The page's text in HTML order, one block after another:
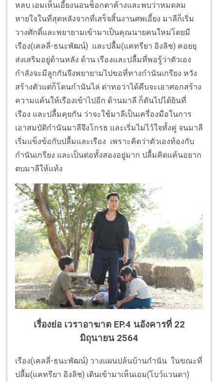
หลบ เอมเห็นเอี้ยงนอนช็อกตาค้างและพบว่าหมดลม
หายใจในที่สุดหลังจากที่เสร็จสิ้นงานศพเอี้ยง มาลีก็เริ่ม
วางศักดิ์และพยายามเข้ามาเป็นคุณนายคนใหม่โดยมี
เรือง(เคลลี่-ธนะพัฒน์) และปลื้ม(แคทรียา อิงลิช) คอยยุ
ส่งเสริมอยู่ด้านหลัง ด้าน เรืองและปลื้มที่พอรู้ว่าตัวเอง
กำลังจะมีลูกกันจึงพยายามไปขอที่ทางกำนันเกรียง หวัง
สร้างตัวแต่ก็โดนกำนันไล่ ด่าทอว่าได้คืบจะเอาศอกสร้าง
ความแค้นให้เรืองเข้าไปอีก ด้านมาลี ก็ดันไปได้ยินที่
เรือง และปลื้มคุยกัน ว่าจะใช้มาลีเป็นเครื่องมือในการ
เอาสมบัติกำนันมาลีจึงโกรธ และเริ่มไม่ไว้ใจทั้งคู่ จนมาลี
เริ่มแข็งข้อกับปลื้มและเรือง เพราะคิดว่าตัวเองท้องกับ
กำนันเกรียง และเป็นต่อทั้งสองอยู่มาก ปลื้มคิดแค้นอยาก
ตบมาลีให้แท้ง
เรื่องย่อ เวราอาฆาต EP.4 นอังคารที่ 22
มิถุนายน 2564
เรือง(เคลลี่-ธนะพัฒน์) วางแผนปล้นบ้านกำนัน ในขณะที่
ปลื้ม(แคทรียา อิงลิช) เดินเข้ามาเห็นเอม(โบว์แวนดา)